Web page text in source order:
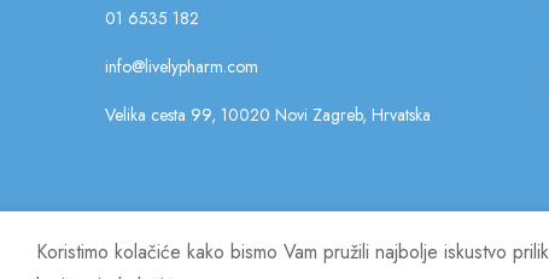
01 6535 182
info@livelypharm.com
Velika cesta 99, 10020 Novi Zagreb, Hrvatska
Koristimo kolačiće kako bismo Vam pružili najbolje iskustvo